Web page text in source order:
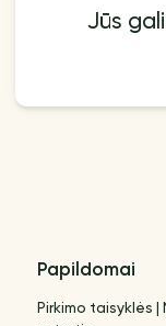
Jūs
Papildomai
Pirkimo taisyklės |